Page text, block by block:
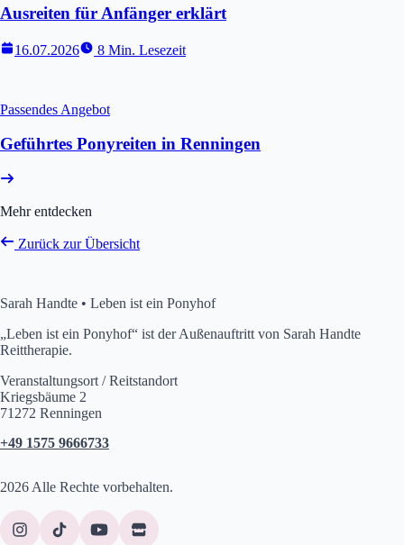
Ausreiten für Anfänger erklärt
16.07.2026 8 Min. Lesezeit
Passendes Angebot
Geführtes Ponyreiten in Renningen
Mehr entdecken
Zurück zur Übersicht
Sarah Handte • Leben ist ein Ponyhof
„Leben ist ein Ponyhof“ ist der Außenauftritt von Sarah Handte
Reittherapie.
Veranstaltungsort / Reitstandort
Kriegsbäume 2
71272 Renningen
+49 1575 9666733
2026 Alle Rechte vorbehalten.